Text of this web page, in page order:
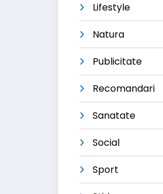
Lifestyle
Natura
Publicitate
Recomandari
Sanatate
Social
Sport